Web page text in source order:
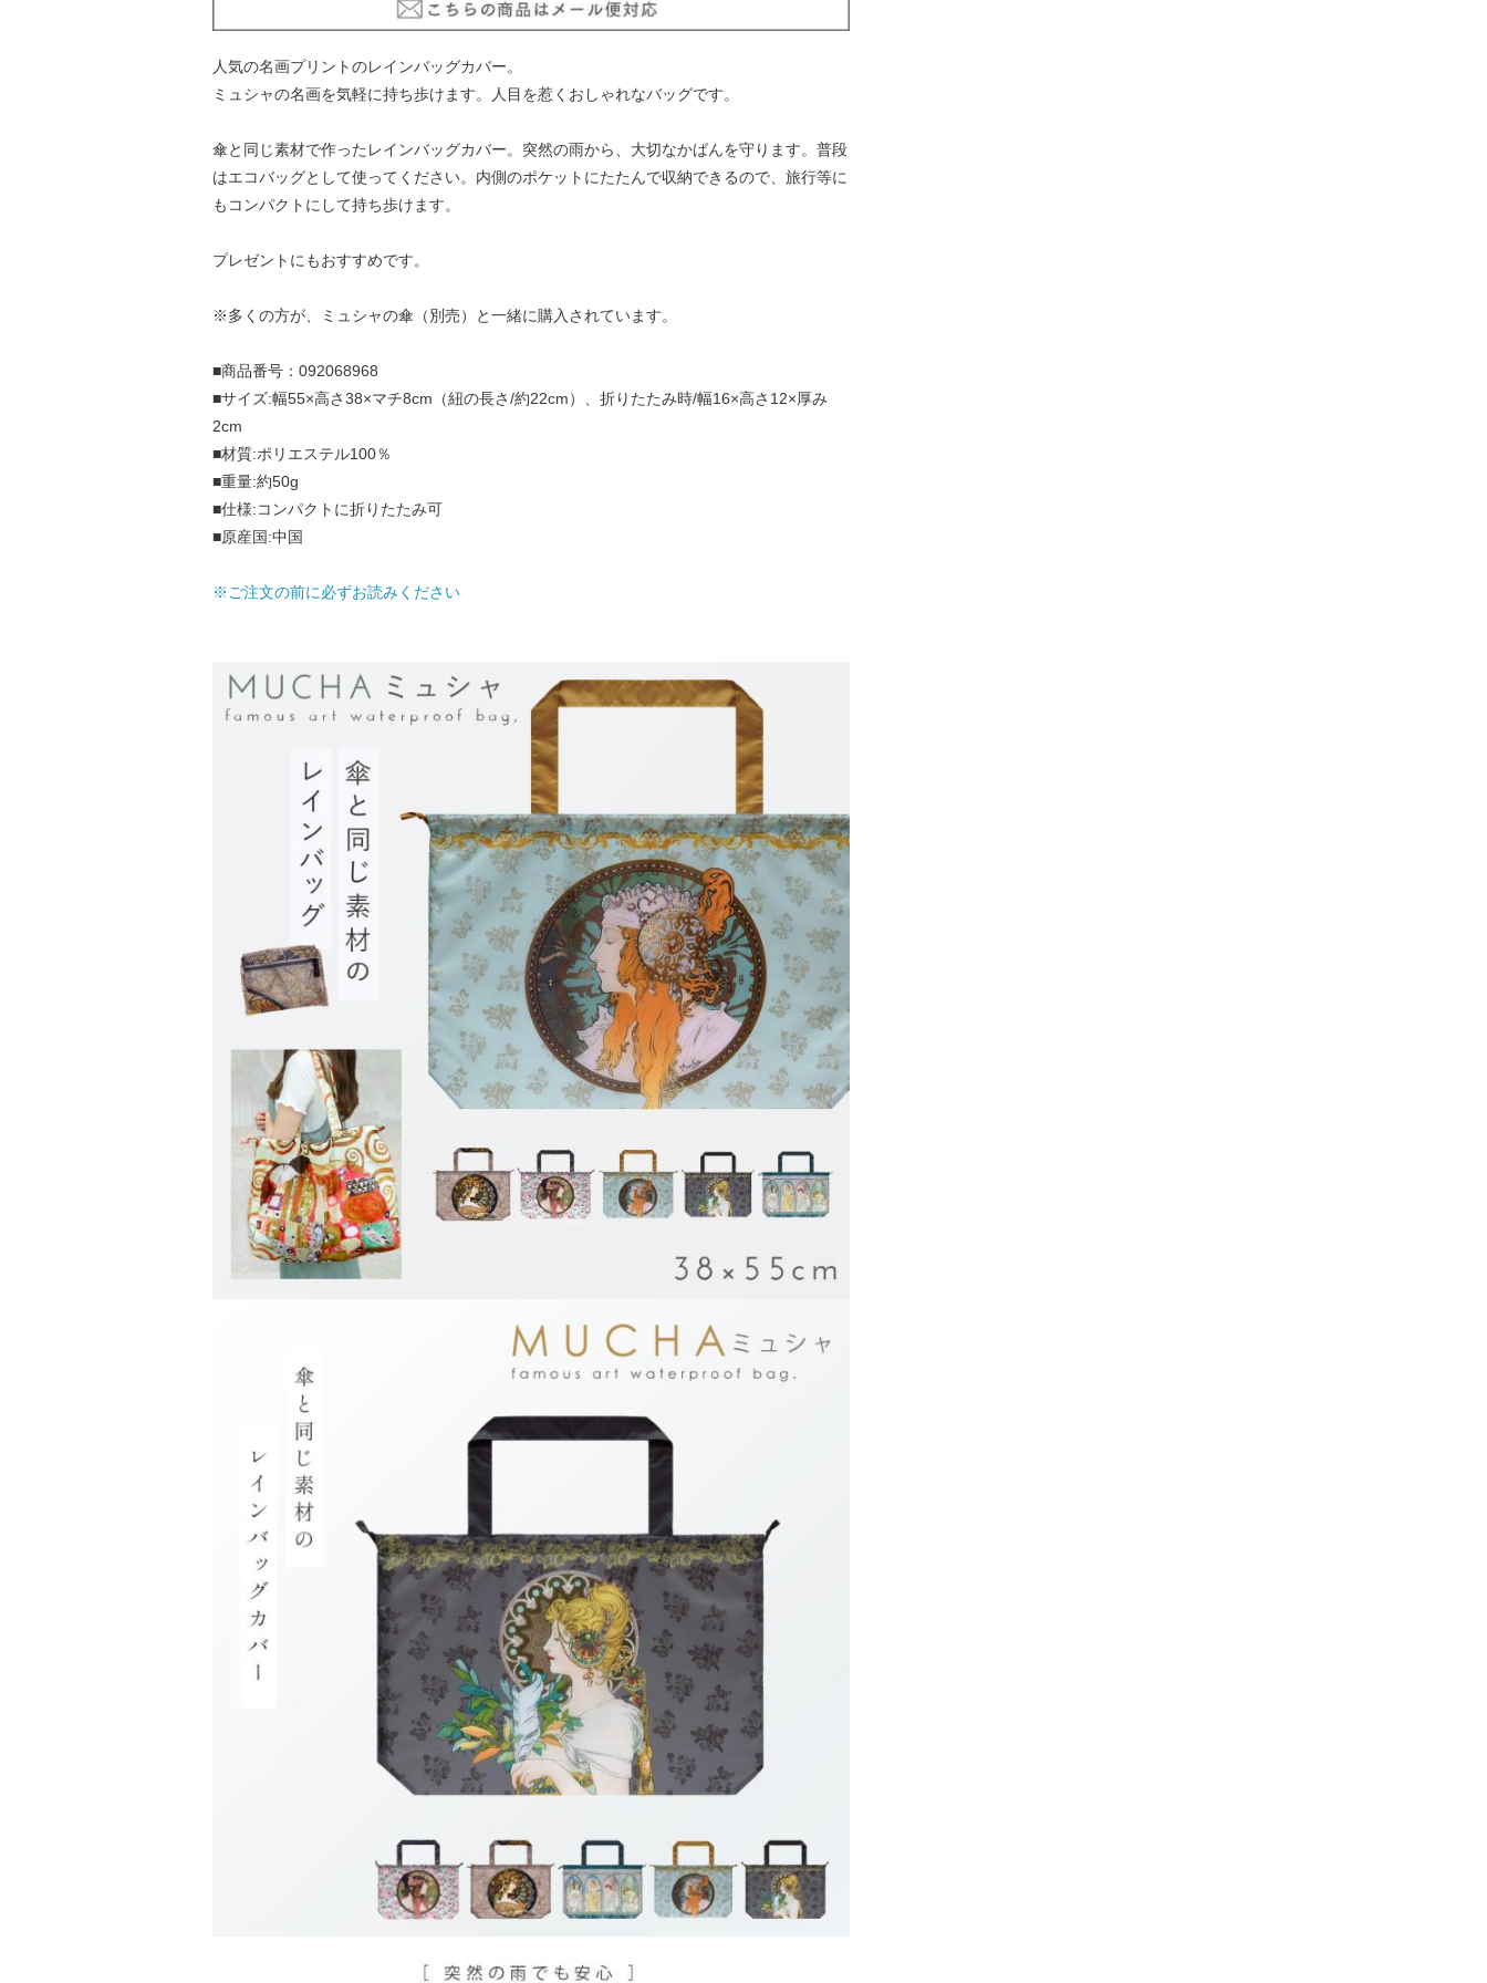
人気の名画プリントのレインバッグカバー。
ミュシャの名画を気軽に持ち歩けます。人目を惹くおしゃれなバッグです。
傘と同じ素材で作ったレインバッグカバー。突然の雨から、大切なかばんを守ります。普段
はエコバッグとして使ってください。内側のポケットにたたんで収納できるので、旅行等に
もコンパクトにして持ち歩けます。
プレゼントにもおすすめです。
※多くの方が、ミュシャの傘（別売）と一緒に購入されています。
■商品番号：092068968
■サイズ:幅55×高さ38×マチ8cm（紐の長さ/約22cm）、折りたたみ時/幅16×高さ12×厚み
2cm
■材質:ポリエステル100％
■重量:約50g
■仕様:コンパクトに折りたたみ可
■原産国:中国
※ご注文の前に必ずお読みください